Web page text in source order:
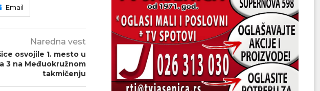
Email
Naredna vest
osvojile 1. mesto u
3 na Međuokružnom
takmičenju